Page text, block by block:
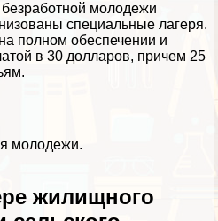
молодежи
специальные лагеря.
полном обеспечении и
в 30 долларов, причем 25
молодежи.
жилищного